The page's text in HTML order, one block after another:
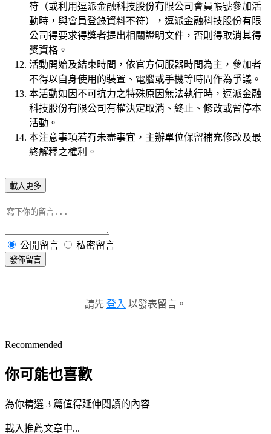
符（或利用逗派金融科技股份有限公司會員帳號參加活
動時，與會員登錄資料不符），逗派金融科技股份有限
公司得要求得獎者提出相關證明文件，否則得取消其得
獎資格。
活動開始及結束時間，依官方伺服器時間為主，參加者
不得以自身使用的裝置、電腦或手機等時間作為爭議。
本活動如因不可抗力之特殊原因無法執行時，逗派金融
科技股份有限公司有權決定取消、終止、修改或暫停本
活動。
本注意事項若有未盡事宜，主辦單位保留補充修改及最
終解釋之權利。
載入更多
公開留言 私密留言
發佈留言
請先 登入 以發表留言。
Recommended
你可能也喜歡
為你精選 3 篇值得延伸閱讀的內容
載入推薦文章中...